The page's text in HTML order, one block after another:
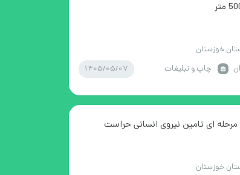
خوزستان
چاپ و تبلیغات 1405/05/07
ای تامین نیروی انسانی حراست
خوزستان